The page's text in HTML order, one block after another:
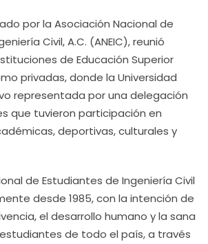
por la Asociación Nacional de
Civil, A.C. (ANEIC), reunió
de Educación Superior
privadas, donde la Universidad
representada por una delegación
que tuvieron participación en
deportivas, culturales y
de Estudiantes de Ingeniería Civil
desde 1985, con la intención de
el desarrollo humano y la sana
de todo el país, a través